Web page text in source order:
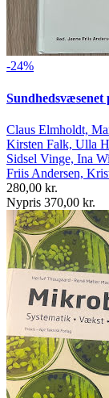
-24%
Claus Elmholdt,
Kirsten Falk, Ulla
Sidsel Vinge, Ina
Friis Andersen,
280,00 kr.
Nypris 370,00 kr.